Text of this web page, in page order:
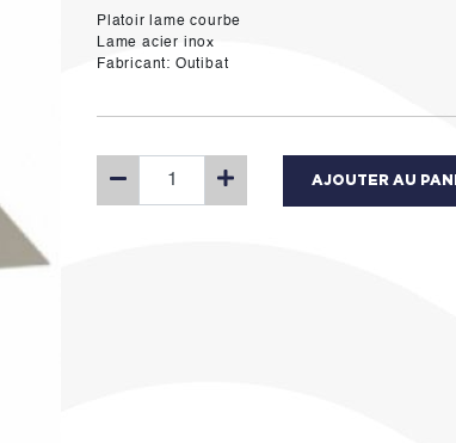
Platoir lame courbe
Lame acier inox
Fabricant: Outibat
AJOUTER AU